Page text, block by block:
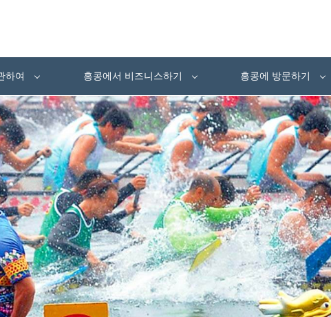
하여 홍콩에서 비즈니스하기 홍콩에 방문하기